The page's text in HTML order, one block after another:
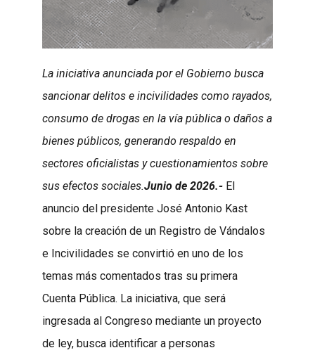
La iniciativa anunciada por el Gobierno busca
sancionar delitos e incivilidades como rayados,
consumo de drogas en la vía pública o daños a
bienes públicos, generando respaldo en
sectores oficialistas y cuestionamientos sobre
sus efectos sociales.Junio de 2026.- El
anuncio del presidente José Antonio Kast
sobre la creación de un Registro de Vándalos
e Incivilidades se convirtió en uno de los
temas más comentados tras su primera
Cuenta Pública. La iniciativa, que será
ingresada al Congreso mediante un proyecto
de ley, busca identificar a personas